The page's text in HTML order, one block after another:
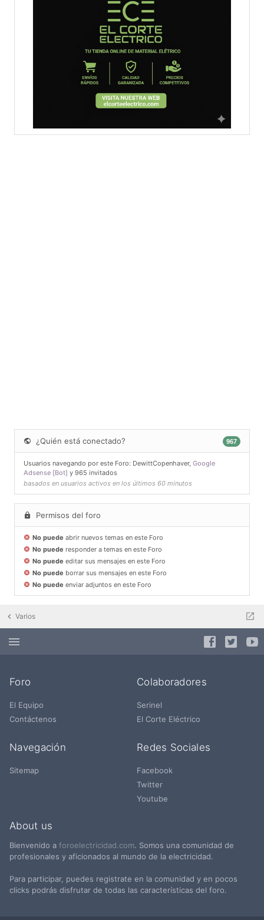
¿Quién está conectado? 967
Usuarios navegando por este Foro: DewittCopenhaver, Google
Adsense [Bot] y 965 invitados
basados en usuarios activos en los últimos 60 minutos
Permisos del foro
No puede abrir nuevos temas en este Foro
No puede responder a temas en este Foro
No puede editar sus mensajes en este Foro
No puede borrar sus mensajes en este Foro
No puede enviar adjuntos en este Foro
Varios
Foro
El Equipo
Contáctenos
Colaboradores
Serinel
El Corte Eléctrico
Navegación
Sitemap
Redes Sociales
Facebook
Twitter
Youtube
About us
Bienvenido a foroelectricidad.com. Somos una comunidad de
profesionales y aficionados al mundo de la electricidad.
Para participar, puedes registrate en la comunidad y en pocos
clicks podrás disfrutar de todas las características del foro.